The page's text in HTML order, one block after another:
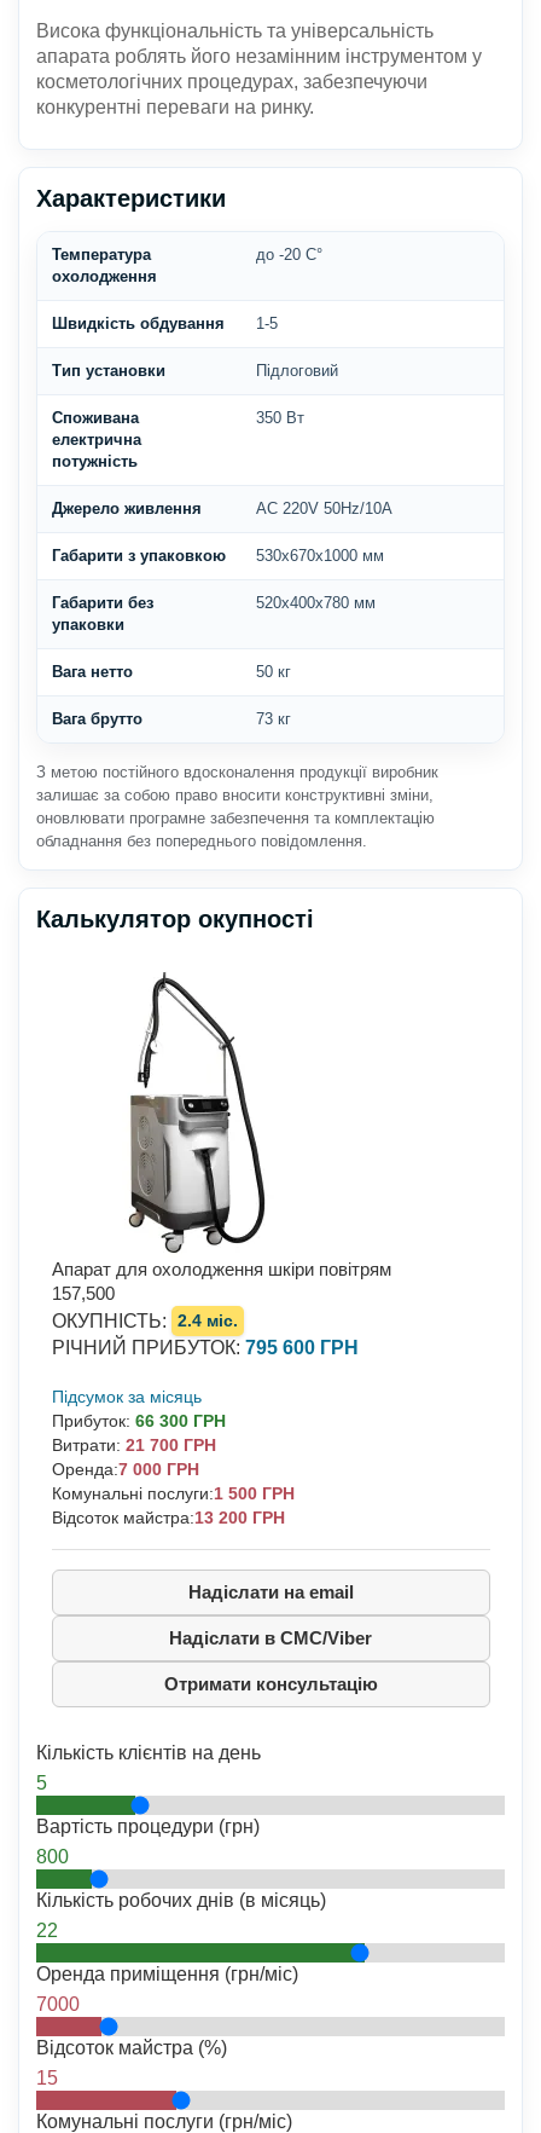
Висока функціональність та універсальність
апарата роблять його незамінним інструментом у
косметологічних процедурах, забезпечуючи
конкурентні переваги на ринку.
Характеристики
Температура
охолодження
до -20 С°
Швидкість обдування 1-5
Тип установки Підлоговий
Споживана
електрична
потужність
350 Вт
Джерело живлення AC 220V 50Hz/10A
Габарити з упаковкою 530х670х1000 мм
Габарити без
упаковки
520х400х780 мм
Вага нетто 50 кг
Вага брутто 73 кг
З метою постійного вдосконалення продукції виробник
залишає за собою право вносити конструктивні зміни,
оновлювати програмне забезпечення та комплектацію
обладнання без попереднього повідомлення.
Калькулятор окупності
Апарат для охолодження шкіри повітрям
157,500
ОКУПНІСТЬ: 2.4 міс.
РІЧНИЙ ПРИБУТОК: 795 600 ГРН
Підсумок за місяць
Прибуток: 66 300 ГРН
Витрати: 21 700 ГРН
Оренда:7 000 ГРН
Комунальні послуги:1 500 ГРН
Відсоток майстра:13 200 ГРН
Надіслати на email
Надіслати в СМС/Viber
Отримати консультацію
Кількість клієнтів на день
5
Вартість процедури (грн)
800
Кількість робочих днів (в місяць)
22
Оренда приміщення (грн/міс)
7000
Відсоток майстра (%)
15
Комунальні послуги (грн/міс)